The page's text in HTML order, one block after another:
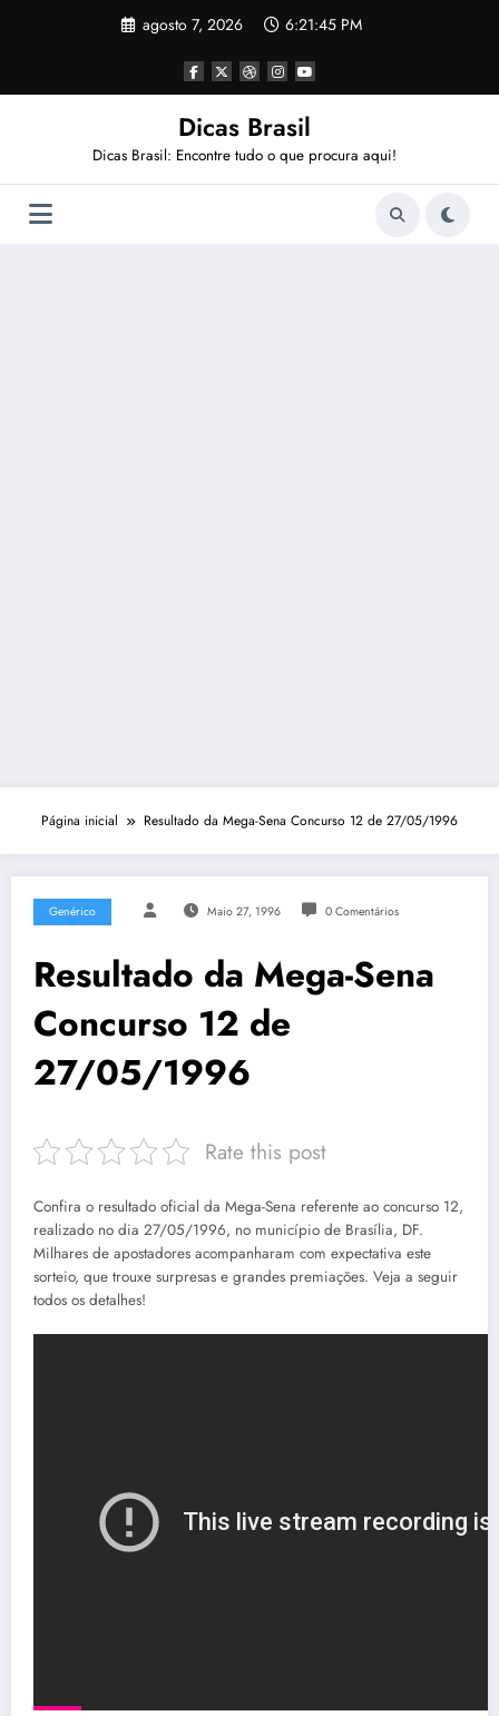
agosto 7, 2026 6:21:46 PM
Dicas Brasil
Dicas Brasil: Encontre tudo o que procura aqui!
Página inicial Resultado da Mega-Sena Concurso 12 de 27/05/1996
Genérico Maio 27, 1996 0 Comentários
Resultado da Mega-Sena
Concurso 12 de
27/05/1996
Rate this post
Confira o resultado oficial da Mega-Sena referente ao concurso 12,
realizado no dia 27/05/1996, no município de Brasília, DF.
Milhares de apostadores acompanharam com expectativa este
sorteio, que trouxe surpresas e grandes premiações. Veja a seguir
todos os detalhes!